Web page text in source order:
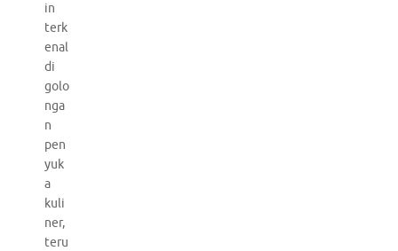
in
terk
enal
di
golo
nga
n
pen
yuk
a
kuli
ner,
teru